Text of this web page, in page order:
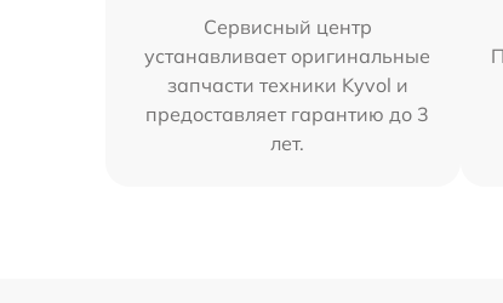
Сервисный центр
устанавливает оригинальные
запчасти техники Kyvol и
предоставляет гарантию до 3
лет.